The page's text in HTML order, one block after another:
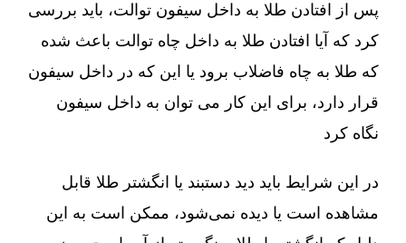
پس از افتادن طلا به داخل سیفون توالت، باید بررسی
کرد که آیا افتادن طلا به داخل چاه توالت باعث شده
که طلا به چاه فاضلاب برود یا این که در داخل سیفون
قرار دارد، برای این کار می توان به داخل سیفون
نگاه کرد
در این شرایط باید دید دستبند یا انگشتر طلا قابل
مشاهده است یا دیده نمی‌شود، ممکن است به این